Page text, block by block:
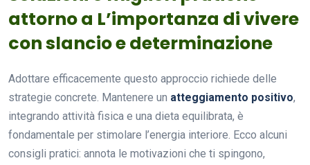
attorno a L’importanza di vivere
con slancio e determinazione
Adottare efficacemente questo approccio richiede delle
strategie concrete. Mantenere un atteggiamento positivo,
integrando attività fisica e una dieta equilibrata, è
fondamentale per stimolare l’energia interiore. Ecco alcuni
consigli pratici: annota le motivazioni che ti spingono,